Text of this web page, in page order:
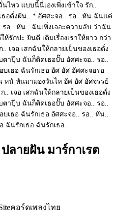
ไหว แบบนี้นี่เองเพิ่งเข้าใจ รัก..
ธอดั่งฝัน.. * อัศศะจอ.. รอ.. หัน ฉันแค่
อ.. หัน.. ฉันเพิ่งเจอะความลับ ว่าฉัน
รักปะ ยินดี เติมเรื่องเราให้ยาว กว่า
เจอ เสกฉันให้กลายเป็นของเธอดั่ง
าปุ๊บ ฉันก็ติดเธอปั๊บ อัศศะจอ.. รอ..
เธอ ฉันรักเธอ อัศ อัศ อัศศะจอรอ
หนั หันมามองวันไห อัศ อัศ อัศจรรย์
.. เจอ เสกฉันให้กลายเป็นของเธอดั่ง
าปุ๊บ ฉันก็ติดเธอปั๊บ อัศศะจอ.. รอ..
เธอ ฉันรักเธอ อัศศะจอ.. รอ.. หัน..
ฉันรักเธอ ฉันรักเธอ..
ลายฝัน มาร์กาเรต
คอร์ดเพลงไทย